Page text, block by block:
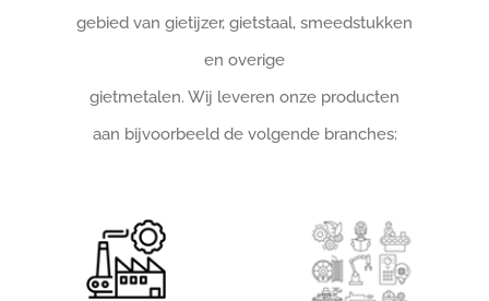
gebied van gietijzer, gietstaal, smeedstukken
en overige
gietmetalen. Wij leveren onze producten
aan bijvoorbeeld de volgende branches: